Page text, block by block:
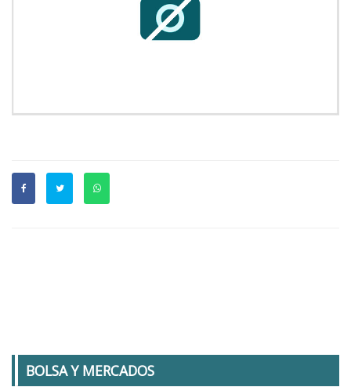
BOLSA Y MERCADOS